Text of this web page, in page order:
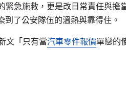
緊急施救，更是改日常責任與擔
到了公安隊伍的溫熱與靠得住。
文「只有當汽車零件報價單戀的